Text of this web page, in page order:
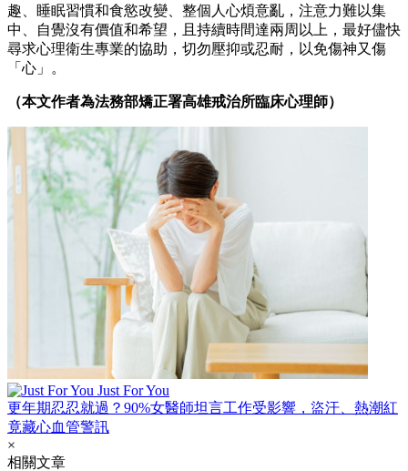
趣、睡眠習慣和食慾改變、整個人心煩意亂，注意力難以集
中、自覺沒有價值和希望，且持續時間達兩周以上，最好儘快
尋求心理衛生專業的協助，切勿壓抑或忍耐，以免傷神又傷
「心」。
（本文作者為法務部矯正署高雄戒治所臨床心理師）
Just For You
更年期忍忍就過？90%女醫師坦言工作受影響，盜汗、熱潮紅
竟藏心血管警訊
×
相關文章